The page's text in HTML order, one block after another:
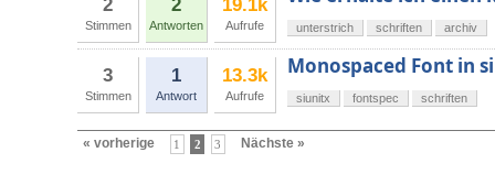
2
Stimmen
2
Antworten
19.1k
Aufrufe unterstrich schriften archiv
3
Stimmen
1
Antwort
13.3k
Aufrufe
Monospaced Font in
siunitx fontspec schriften
« vorherige 1 2 3 Nächste »